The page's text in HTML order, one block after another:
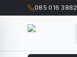
085 016 3882